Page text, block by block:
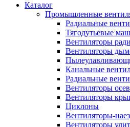
Каталог
Промышленные
Радиальные
Тягодутьевые
Вентиляторы
Вентиляторы
Канальные
Радиальные
Вентиляторы
Вентиляторы
Циклоны
Вентиляторы-
Вентиляторы